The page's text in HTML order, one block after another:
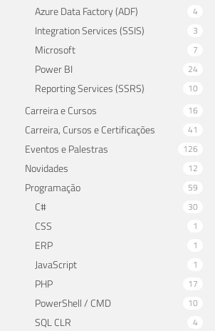
Azure Data Factory (ADF) 4
Integration Services (SSIS) 3
Microsoft 7
Power BI 24
Reporting Services (SSRS) 10
Carreira e Cursos 16
Carreira, Cursos e Certificações 41
Eventos e Palestras 126
Novidades 12
Programação 59
C# 30
CSS 1
ERP 1
JavaScript 1
PHP 17
PowerShell / CMD 10
SQL CLR 4